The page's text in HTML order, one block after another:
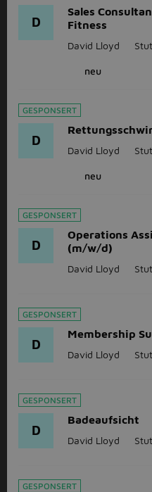
D
Sales
Fitness
David Lloyd
neu
GESPONSERT
D
David Lloyd
neu
GESPONSERT
D
Operations
(m/w/d)
David Lloyd
GESPONSERT
D
Membership
David Lloyd
GESPONSERT
D
Badeaufsicht
David Lloyd
GESPONSERT